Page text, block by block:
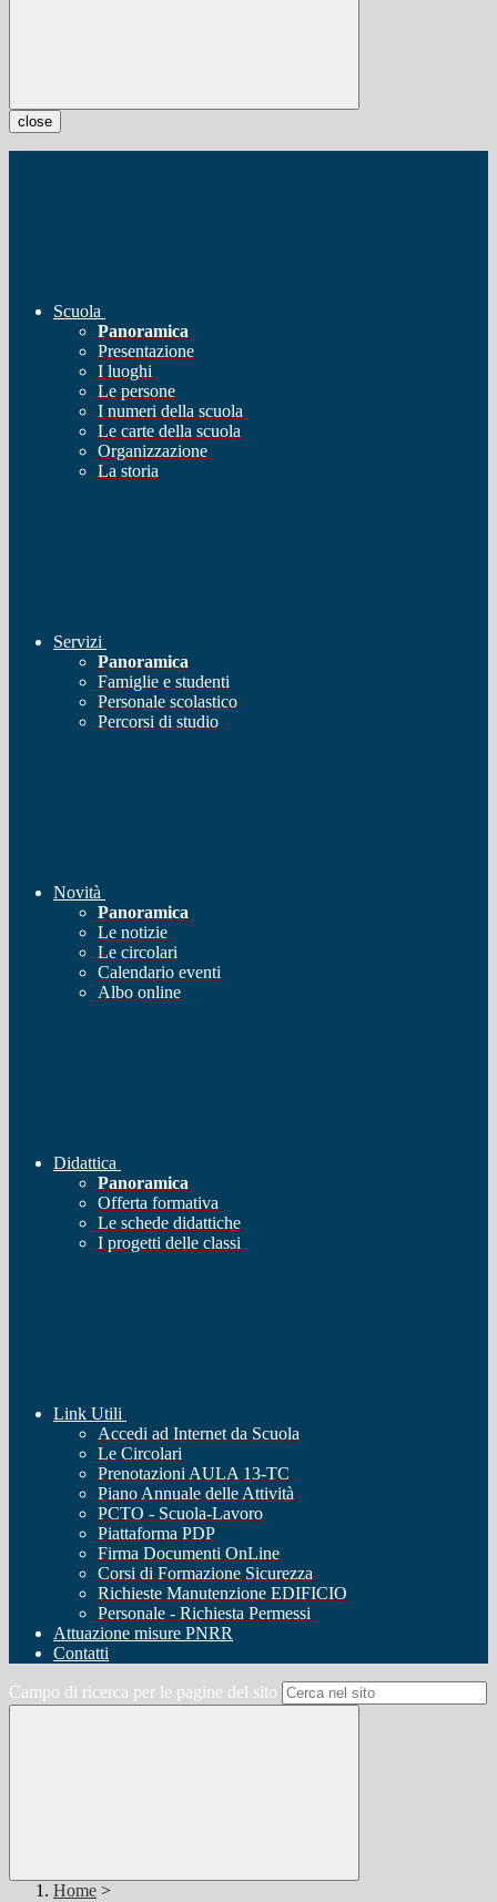
close
Scuola
Panoramica
Presentazione
I luoghi
Le persone
I numeri della scuola
Le carte della scuola
Organizzazione
La storia
Servizi
Panoramica
Famiglie e studenti
Personale scolastico
Percorsi di studio
Novità
Panoramica
Le notizie
Le circolari
Calendario eventi
Albo online
Didattica
Panoramica
Offerta formativa
Le schede didattiche
I progetti delle classi
Link Utili
Accedi ad Internet da Scuola
Le Circolari
Prenotazioni AULA 13-TC
Piano Annuale delle Attività
PCTO - Scuola-Lavoro
Piattaforma PDP
Firma Documenti OnLine
Corsi di Formazione Sicurezza
Richieste Manutenzione EDIFICIO
Personale - Richiesta Permessi
Attuazione misure PNRR
Contatti
Campo di ricerca per le pagine del sito
Home >